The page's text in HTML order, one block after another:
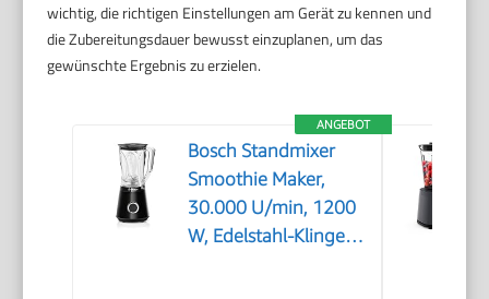
wichtig, die richtigen Einstellungen am Gerät zu kennen und
die Zubereitungsdauer bewusst einzuplanen, um das
gewünschte Ergebnis zu erzielen.
ANGEBOT
Bosch Standmixer
Smoothie Maker,
30.000 U/min, 1200
W, Edelstahl-Klingen,